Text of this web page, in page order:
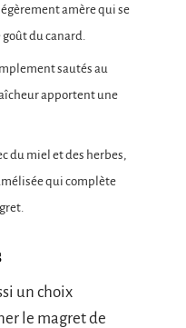
amère qui se
du canard.
sautés au
apportent une
du miel et des herbes,
qui complète
un choix
le magret de